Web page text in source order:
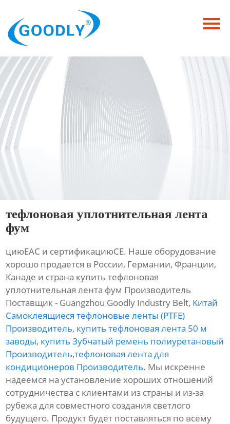
Продукция
ОТРАСЛИ
Категория
Новости
Контакты
тефлоновая уплотнительная лента
фум
циюЕАС и сертификациюСЕ. Наше оборудование
хорошо продается в России, Германии, Франции,
Канаде и страна купить тефлоновая
уплотнительная лента фум Производитель
Поставщик - Guangzhou Goodly Industry Belt, Китай
Самоклеящиеся тефлоновые ленты (PTFE)
Производитель, купить тефлоновая лента 50 м
заводы, купить Зубчатый ремень полиуретановый
Производитель,тефлоновая лента для
кондиционеров Производитель. Мы искренне
надеемся на установление хороших отношений
сотрудничества с клиентами из страны и из-за
рубежа для совместного создания светлого
будущего. Продукт будет поставляться по всему